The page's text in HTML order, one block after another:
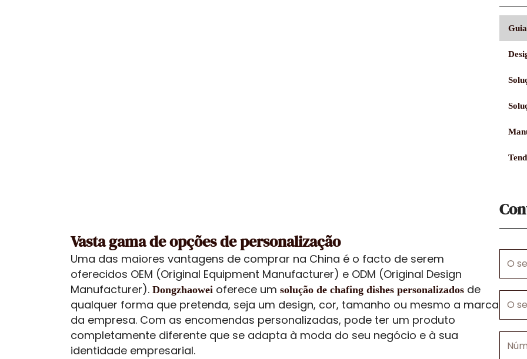
Vasta gama de opções de personalização
Uma das maiores vantagens de comprar na China é o facto de serem
oferecidos OEM (Original Equipment Manufacturer) e ODM (Original Design
Manufacturer). Dongzhaowei oferece um solução de chafing dishes personalizados de
qualquer forma que pretenda, seja um design, cor, tamanho ou mesmo a marca
da empresa. Com as encomendas personalizadas, pode ter um produto
completamente diferente que se adapta à moda do seu negócio e à sua
identidade empresarial.
seu
seu
de